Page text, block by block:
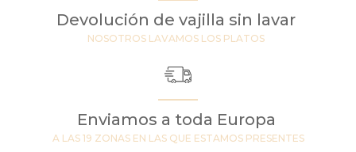
Devolución de vajilla sin lavar
NOSOTROS LAVAMOS LOS PLATOS
Enviamos a toda Europa
A LAS 19 ZONAS EN LAS QUE ESTAMOS PRESENTES